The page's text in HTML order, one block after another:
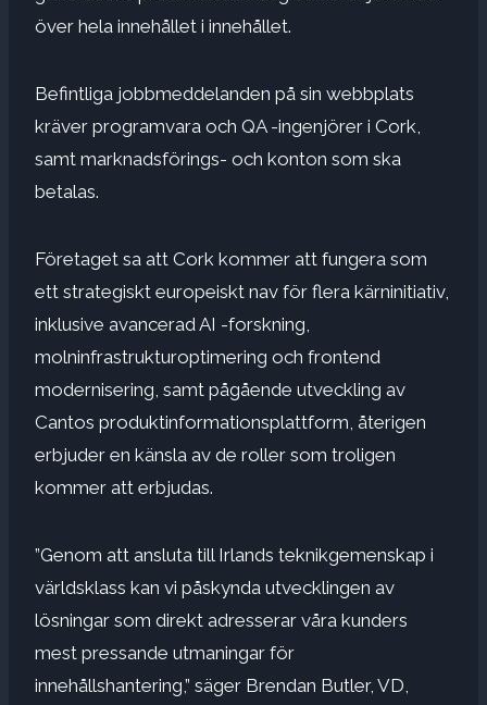
över hela innehållet i innehållet.
Befintliga jobbmeddelanden på sin webbplats
kräver programvara och QA -ingenjörer i Cork,
samt marknadsförings- och konton som ska
betalas.
Företaget sa att Cork kommer att fungera som
ett strategiskt europeiskt nav för flera kärninitiativ,
inklusive avancerad AI -forskning,
molninfrastrukturoptimering och frontend
modernisering, samt pågående utveckling av
Cantos produktinformationsplattform, återigen
erbjuder en känsla av de roller som troligen
kommer att erbjudas.
”Genom att ansluta till Irlands teknikgemenskap i
världsklass kan vi påskynda utvecklingen av
lösningar som direkt adresserar våra kunders
mest pressande utmaningar för
innehållshantering,” säger Brendan Butler, VD,